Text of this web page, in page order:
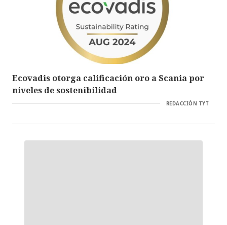
Ecovadis otorga calificación oro a Scania por
niveles de sostenibilidad
REDACCIÓN TYT